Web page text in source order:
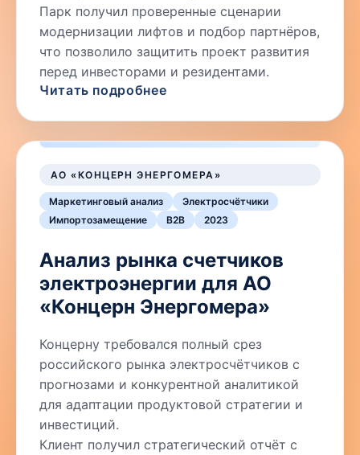
Парк получил проверенные сценарии
модернизации лифтов и подбор партнёров,
что позволило защитить проект развития
перед инвесторами и резидентами.
Читать подробнее
АО «КОНЦЕРН ЭНЕРГОМЕРА»
Маркетинговый анализ
Электросчётчики
Импортозамещение
B2B 2023
Анализ рынка счетчиков
электроэнергии для АО
«Концерн Энергомера»
Концерну требовался полный срез
российского рынка электросчётчиков с
прогнозами и конкурентной аналитикой
для адаптации продуктовой стратегии и
инвестиций.
Клиент получил стратегический отчёт с